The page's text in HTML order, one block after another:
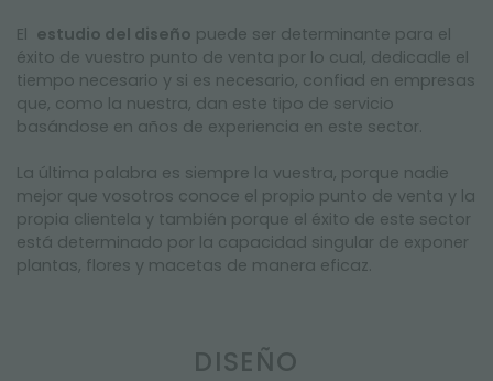
El estudio del diseño puede ser determinante para el
éxito de vuestro punto de venta por lo cual, dedicadle el
tiempo necesario y si es necesario, confiad en empresas
que, como la nuestra, dan este tipo de servicio
basándose en años de experiencia en este sector.
La última palabra es siempre la vuestra, porque nadie
mejor que vosotros conoce el propio punto de venta y la
propia clientela y también porque el éxito de este sector
está determinado por la capacidad singular de exponer
plantas, flores y macetas de manera eficaz.
DISEÑO